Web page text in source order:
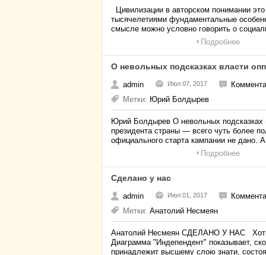
Цивилизации в авторском понимании
тысячелетиями фундаментальные
смысле можно условно говорить о
Подробнее
О невольных подсказках власти
admin Июл 07, 2017
Метки: Юрий Болдырев
Юрий Болдырев О невольных
президента страны — всего чуть более
официального старта кампании не дано.
Подробнее
Сделано у нас
admin Июл 01, 2017
Метки: Анатолий Несмеян
Анатолий Несмеян СДЕЛАНО У НАС Хоть
Диаграмма "Индепендент" показывает,
принадлежит высшему слою знати,